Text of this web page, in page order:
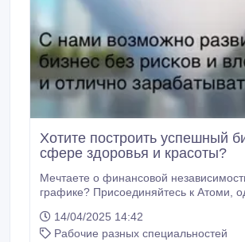
Хотите построить успешный
сфере здоровья и красоты?
Мечтаете о финансовой
графике? Присоединяйтесь к Атоми, одной из
Почему Атоми - это отличная
Бесплатная регистрация и отсутствие
14/04/2025 14:42
Рабочие разных специальностей